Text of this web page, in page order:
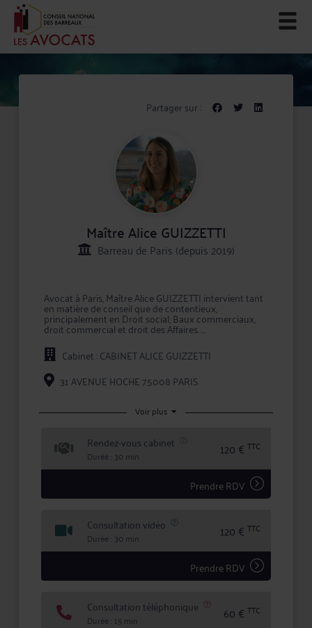
Partager sur :
Maître Alice GUIZZETTI
Barreau de Paris (depuis 2019)
Avocat à Paris, Maître Alice GUIZZETTI intervient tant
en matière de conseil que de contentieux,
principalement en Droit social, Baux commerciaux,
droit commercial et droit des Affaires.
Maître GUIZZETTI apporte à ses clients la
compétence et la réactivité indispensables à leur
information et à la défense de leurs intérêts, tant en
conseil que lors d'une procédure judiciaire.
bénéficiez d'une confidentialité totale dans le
la profession d'avocat en matière d'expertise et de
sécurité.
Cabinet : CABINET ALICE GUIZZETTI
31 AVENUE HOCHE 75008 PARIS
Voir plus
Rendez-vous cabinet
Durée : 30 min 120 € TTC
Prendre RDV
Consultation vidéo
Durée : 30 min 120 € TTC
Prendre RDV
Consultation téléphonique
Durée : 15 min 60 € TTC